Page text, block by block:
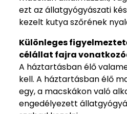
ezt az állatgyógyászati
kezelt kutya szőrének
Különleges
célállat fajra
A háztartásban élő
kell. A háztartásban élő
egy, a macskákon való
engedélyezett